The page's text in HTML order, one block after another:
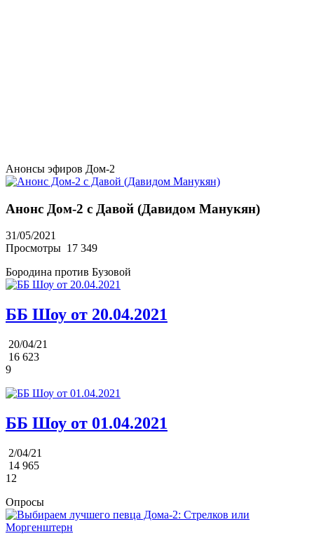
Анонсы эфиров Дом-2
Анонс Дом-2 с Давой (Давидом Манукян)
31/05/2021
Просмотры 17 349
Бородина против Бузовой
ББ Шоу от 20.04.2021
20/04/21
16 623
9
ББ Шоу от 01.04.2021
2/04/21
14 965
12
Опросы